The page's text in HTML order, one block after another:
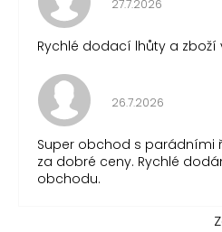
27.7.2026
Rychlé dodací lhůty a zboží
Hodnocení
26.7.2026
Super obchod s parádními
za dobré ceny. Rychlé
obchodu.